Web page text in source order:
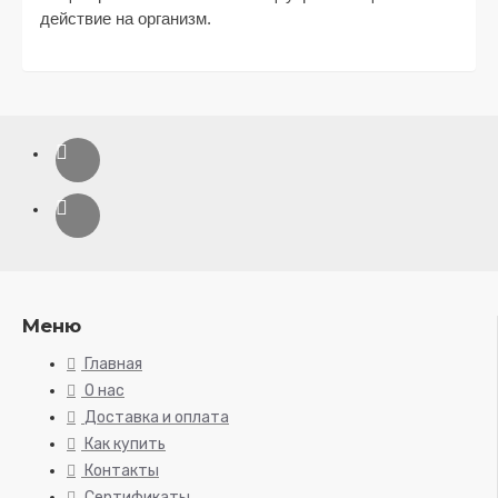
действие на организм.
Меню
Главная
О нас
Доставка и оплата
Как купить
Контакты